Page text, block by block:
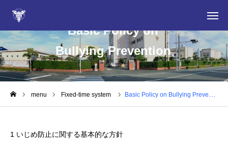
Basic Policy on
Bullying Prevention
menu Fixed-time system Basic Policy on Bullying Prevention
1 いじめ防止に関する基本的な方針
For those considering admission
information